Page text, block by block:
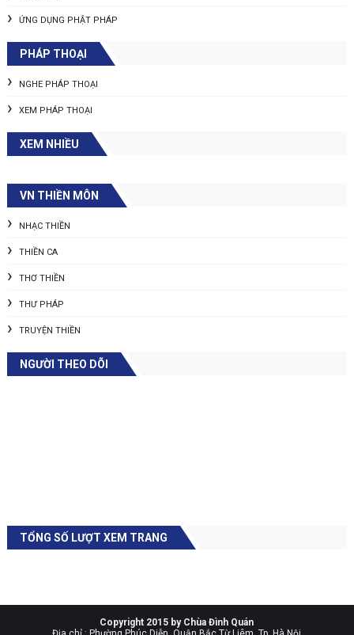
ỨNG DỤNG PHẬT PHÁP
PHÁP THOẠI
NGHE PHÁP THOẠI
XEM PHÁP THOẠI
XEM NHIỀU
VN THIỀN MÔN
NHẠC THIỀN
THIỀN CA
THƠ THIỀN
THƯ PHÁP
TRUYỆN THIỀN
NGƯỜI THEO DÕI
TỔNG SỐ LƯỢT XEM TRANG
Copyright 2015 by Chùa Đình Quán